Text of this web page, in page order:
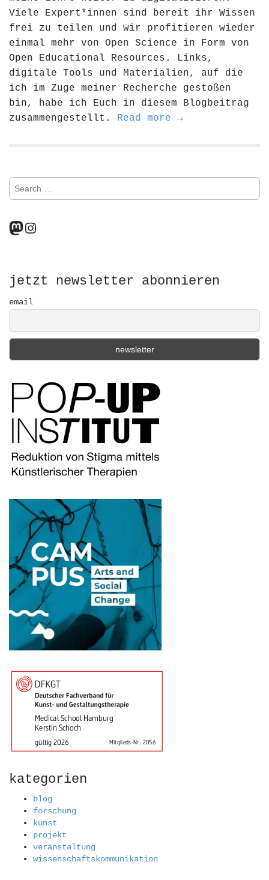
Viele Expert*innen sind bereit ihr Wissen
frei zu teilen und wir profitieren wieder
einmal mehr von Open Science in Form von
Open Educational Resources. Links,
digitale Tools und Materialien, auf die
ich im Zuge meiner Recherche gestoßen
bin, habe ich Euch in diesem Blogbeitrag
zusammengestellt. Read more →
S
c
r
:
Mastodon
Instagram
jetzt newsletter abonnieren
email
kategorien
blog
forschung
kunst
projekt
veranstaltung
wissenschaftskommunikation